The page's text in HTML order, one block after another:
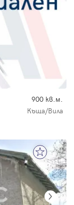
900 кв.м.
Къща/Вила